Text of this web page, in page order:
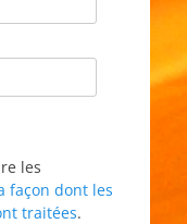
les
façon dont les
traitées.